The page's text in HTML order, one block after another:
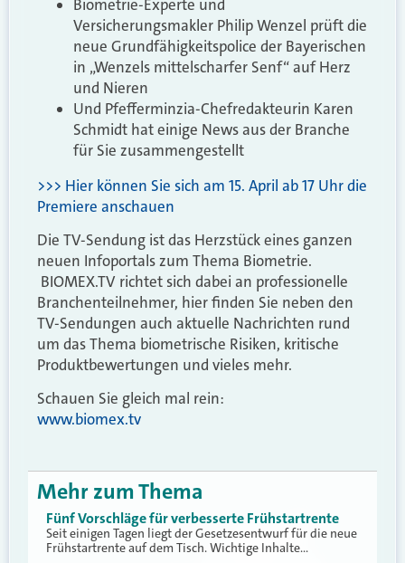
Biometrie-Experte und
Versicherungsmakler Philip Wenzel prüft die
neue Grundfähigkeitspolice der Bayerischen
in „Wenzels mittelscharfer Senf“ auf Herz
und Nieren
Und Pfefferminzia-Chefredakteurin Karen
Schmidt hat einige News aus der Branche
für Sie zusammengestellt
>>> Hier können Sie sich am 15. April ab 17 Uhr die
Premiere anschauen
Die TV-Sendung ist das Herzstück eines ganzen
neuen Infoportals zum Thema Biometrie.
BIOMEX.TV richtet sich dabei an professionelle
Branchenteilnehmer, hier finden Sie neben den
TV-Sendungen auch aktuelle Nachrichten rund
um das Thema biometrische Risiken, kritische
Produktbewertungen und vieles mehr.
Schauen Sie gleich mal rein:
www.biomex.tv
Mehr zum Thema
Fünf Vorschläge für verbesserte Frühstartrente
Seit einigen Tagen liegt der Gesetzesentwurf für die neue
Frühstartrente auf dem Tisch. Wichtige Inhalte…